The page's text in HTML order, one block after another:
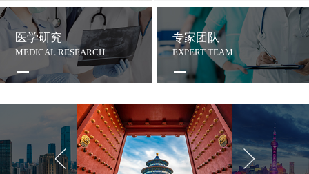
医学研究
MEDICAL RESEARCH
专家团队
EXPERT TEAM